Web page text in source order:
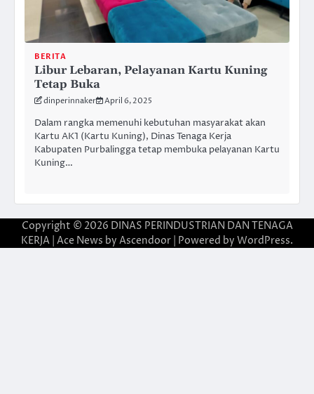
BERITA
Libur Lebaran, Pelayanan Kartu Kuning
Tetap Buka
dinperinnaker April 6, 2025
Dalam rangka memenuhi kebutuhan masyarakat akan
Kartu AK1 (Kartu Kuning), Dinas Tenaga Kerja
Kabupaten Purbalingga tetap membuka pelayanan Kartu
Kuning…
Copyright © 2026 DINAS PERINDUSTRIAN DAN TENAGA
KERJA | Ace News by Ascendoor | Powered by WordPress.